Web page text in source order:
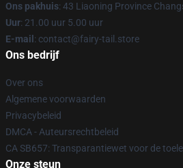
Ons pakhuis: 43 Liaoning Province
Uur: 21.00 uur 5.00 uur
E-mail : contact@fairy-tail.store
Ons bedrijf
Over ons
Algemene voorwaarden
Privacybeleid
DMCA - Auteursrechtbeleid
CA SB657: Transparantiewet voor de
Onze steun